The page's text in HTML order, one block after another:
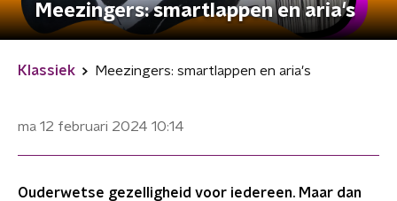
Meezingers: smartlappen en aria's
Klassiek Meezingers: smartlappen en aria's
ma 12 februari 2024 10:14
Ouderwetse gezelligheid voor iedereen. Maar dan